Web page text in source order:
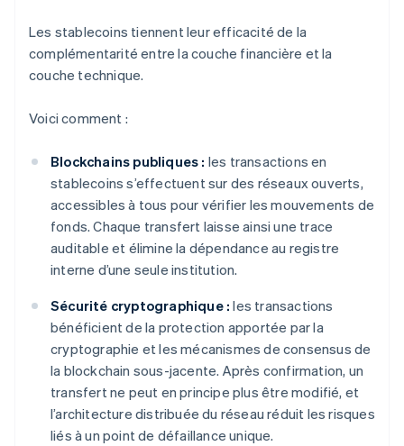
Les stablecoins tiennent leur efficacité de la
complémentarité entre la couche financière et la
couche technique.
Voici comment :
Blockchains publiques : les transactions en
stablecoins s’effectuent sur des réseaux ouverts,
accessibles à tous pour vérifier les mouvements de
fonds. Chaque transfert laisse ainsi une trace
auditable et élimine la dépendance au registre
interne d’une seule institution.
Sécurité cryptographique : les transactions
bénéficient de la protection apportée par la
cryptographie et les mécanismes de consensus de
la blockchain sous-jacente. Après confirmation, un
transfert ne peut en principe plus être modifié, et
l’architecture distribuée du réseau réduit les risques
liés à un point de défaillance unique.